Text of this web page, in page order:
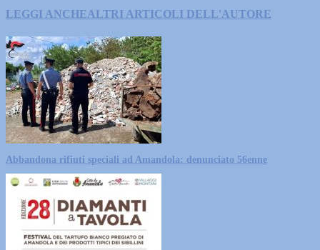
LEGGI ANCHEALTRI ARTICOLI DELL'AUTORE
Abbandona rifiuti speciali ad Amandola: denunciato 56enne